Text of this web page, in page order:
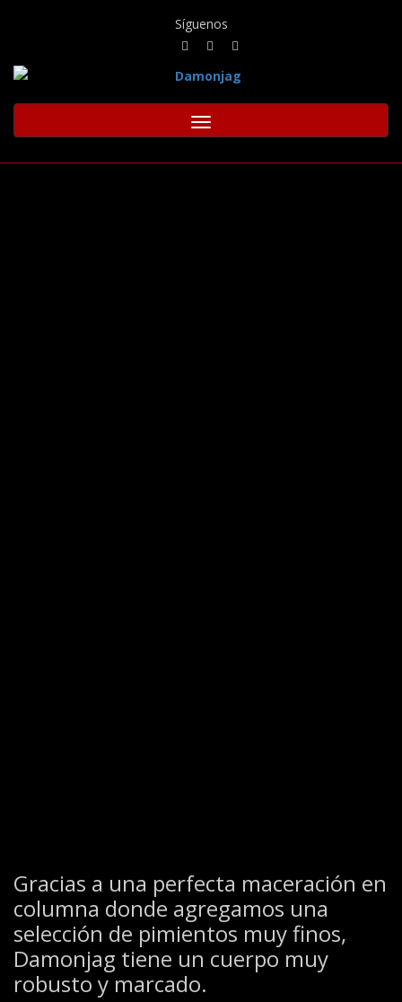
Síguenos
Toggle
navigation
Gracias a una perfecta maceración en
columna donde agregamos una
selección de pimientos muy finos,
Damonjag tiene un cuerpo muy
robusto y marcado.